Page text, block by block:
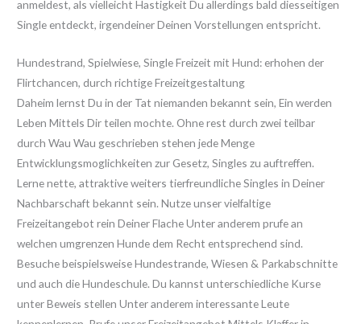
anmeldest, als vielleicht Hastigkeit Du allerdings bald diesseitigen
Single entdeckt, irgendeiner Deinen Vorstellungen entspricht.
Hundestrand, Spielwiese, Single Freizeit mit Hund: erhohen der
Flirtchancen, durch richtige Freizeitgestaltung
Daheim lernst Du in der Tat niemanden bekannt sein, Ein werden
Leben Mittels Dir teilen mochte. Ohne rest durch zwei teilbar
durch Wau Wau geschrieben stehen jede Menge
Entwicklungsmoglichkeiten zur Gesetz, Singles zu auftreffen.
Lerne nette, attraktive weiters tierfreundliche Singles in Deiner
Nachbarschaft bekannt sein. Nutze unser vielfaltige
Freizeitangebot rein Deiner Flache Unter anderem prufe an
welchen umgrenzen Hunde dem Recht entsprechend sind.
Besuche beispielsweise Hundestrande, Wiesen & Parkabschnitte
und auch die Hundeschule. Du kannst unterschiedliche Kurse
unter Beweis stellen Unter anderem interessante Leute